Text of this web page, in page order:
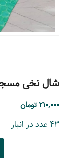
شال نخی مسجد
۲۱۰,۰۰۰ تومان
۴۳ عدد در انبار